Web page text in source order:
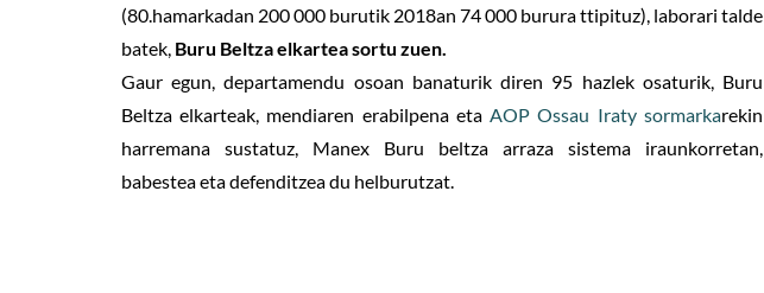
(80.hamarkadan 200 000 burutik 2018an 74 000 burura ttipituz), laborari talde
batek, Buru Beltza elkartea sortu zuen.
Gaur egun, departamendu osoan banaturik diren 95 hazlek osaturik, Buru
Beltza elkarteak, mendiaren erabilpena eta AOP Ossau Iraty sormarkarekin
harremana sustatuz, Manex Buru beltza arraza sistema iraunkorretan,
babestea eta defenditzea du helburutzat.